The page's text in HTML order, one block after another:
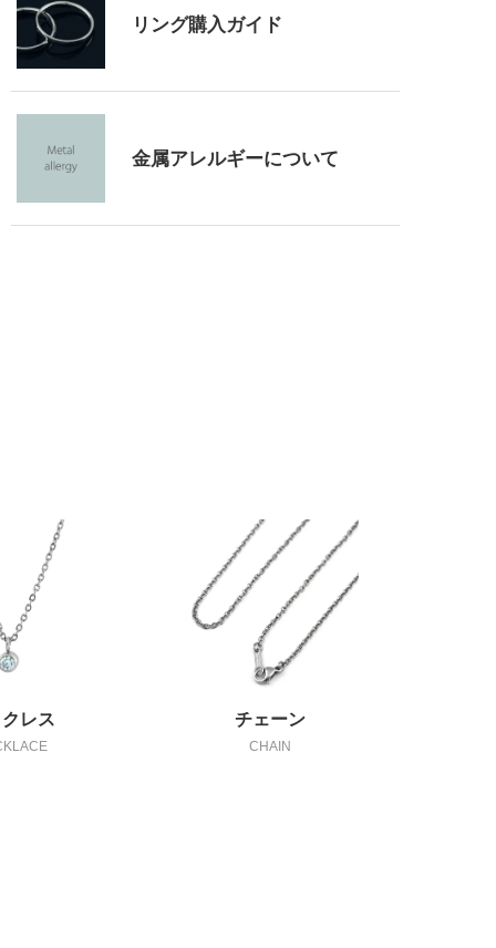
リング購入ガイド
金属アレルギーについて
レス チェーン
CHAIN